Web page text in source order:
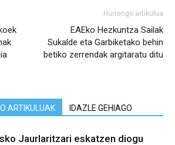
Hurrengo artikulua
EAEko Hezkuntza Sailak
Sukalde eta Garbiketako behin
betiko zerrendak argitaratu ditu
ARTIKULUAK IDAZLE GEHIAGO
Jaurlaritzari eskatzen diogu